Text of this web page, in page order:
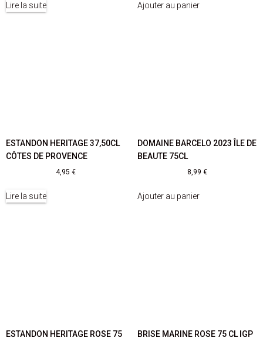
Lire la suite Ajouter au panier
ESTANDON HERITAGE 37,50CL
CÔTES DE PROVENCE
4,95 €
Lire la suite
DOMAINE BARCELO 2023 ÎLE DE
BEAUTE 75CL
8,99 €
Ajouter au panier
ESTANDON HERITAGE ROSE 75
BRISE MARINE ROSE 75 CL IGP